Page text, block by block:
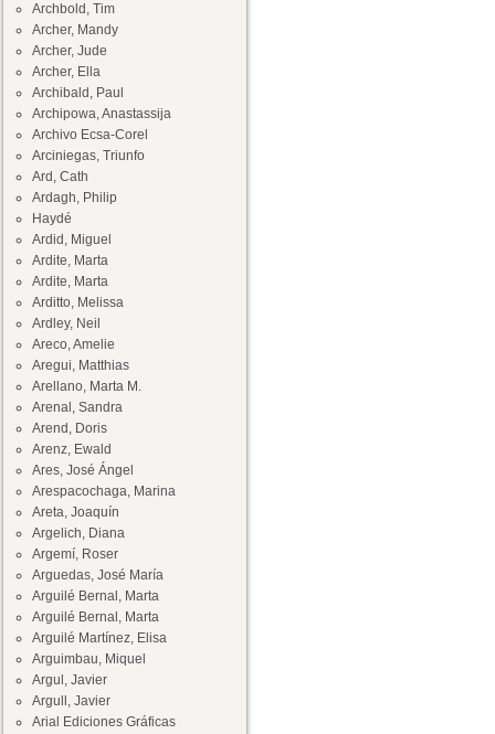
Archbold, Tim
Archer, Mandy
Archer, Jude
Archer, Ella
Archibald, Paul
Archipowa, Anastassija
Archivo Ecsa-Corel
Arciniegas, Triunfo
Ard, Cath
Ardagh, Philip
Haydé
Ardid, Miguel
Ardite, Marta
Ardite, Marta
Arditto, Melissa
Ardley, Neil
Areco, Amelie
Aregui, Matthias
Arellano, Marta M.
Arenal, Sandra
Arend, Doris
Arenz, Ewald
Ares, José Ángel
Arespacochaga, Marina
Areta, Joaquín
Argelich, Diana
Argemí, Roser
Arguedas, José María
Arguilé Bernal, Marta
Arguilé Bernal, Marta
Arguilé Martínez, Elisa
Arguimbau, Miquel
Argul, Javier
Argull, Javier
Arial Ediciones Gráficas